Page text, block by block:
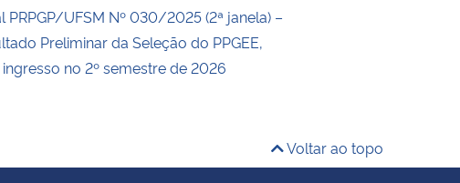
PRPGP/UFSM Nº 030/2025 (2ª janela) –
Preliminar da Seleção do PPGEE,
no 2º semestre de 2026
Voltar ao topo